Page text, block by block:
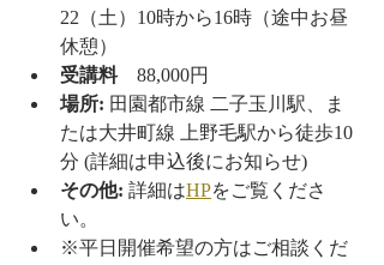
22（土）10時から16時（途中お昼
休憩）
受講料 88,000円
場所: 田園都市線 二子玉川駅、ま
たは大井町線 上野毛駅から徒歩10
分 (詳細は申込後にお知らせ)
その他: 詳細はHPをご覧くださ
い。
※平日開催希望の方はご相談くだ